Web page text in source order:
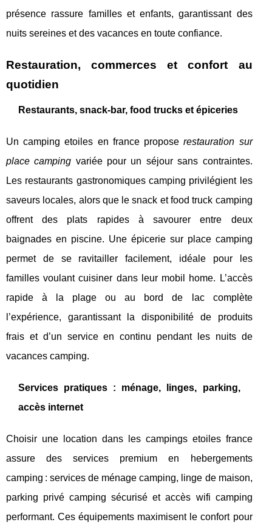
présence rassure familles et enfants, garantissant des
nuits sereines et des vacances en toute confiance.
Restauration, commerces et confort au
quotidien
Restaurants, snack-bar, food trucks et épiceries
Un camping etoiles en france proposerestauration sur
place camping variée pour un séjour sans contraintes.
Les restaurants gastronomiques camping privilégient les
saveurs locales, alors que le snack et food truck camping
offrent des plats rapides à savourer entre deux
baignades en piscine. Une épicerie sur place camping
permet de se ravitailler facilement, idéale pour les
familles voulant cuisiner dans leur mobil home. L’accès
rapide à la plage ou au bord de lac complète
l’expérience, garantissant la disponibilité de produits
frais et d’un service en continu pendant les nuits de
vacances camping.
Services pratiques : ménage, linges, parking,
accès internet
Choisir une location dans les campings etoiles france
assure des services premium en hebergements
camping : services de ménage camping, linge de maison,
parking privé camping sécurisé et accès wifi camping
performant. Ces équipements maximisent le confort pour